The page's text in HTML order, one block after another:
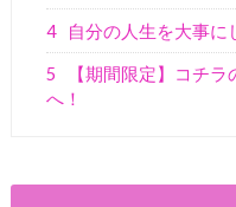
4 自分の人生を大事に
5
【期間限定】コチ
へ！